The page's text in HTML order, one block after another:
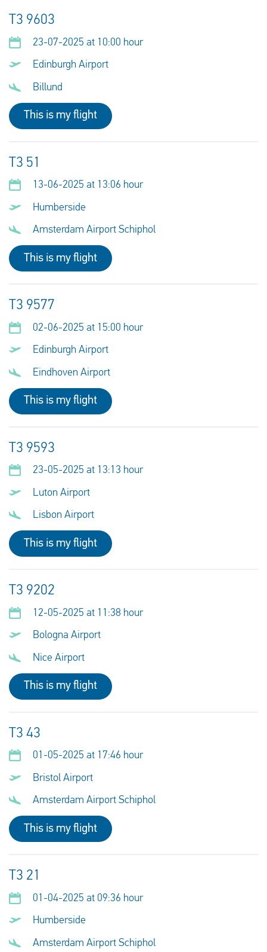
T3 9603
23-07-2025 at 10:00 hour
Edinburgh Airport
Billund
This is my flight
T3 51
13-06-2025 at 13:06 hour
Humberside
Amsterdam Airport Schiphol
This is my flight
T3 9577
02-06-2025 at 15:00 hour
Edinburgh Airport
Eindhoven Airport
This is my flight
T3 9593
23-05-2025 at 13:13 hour
Luton Airport
Lisbon Airport
This is my flight
T3 9202
12-05-2025 at 11:38 hour
Bologna Airport
Nice Airport
This is my flight
T3 43
01-05-2025 at 17:46 hour
Bristol Airport
Amsterdam Airport Schiphol
This is my flight
T3 21
01-04-2025 at 09:36 hour
Humberside
Amsterdam Airport Schiphol